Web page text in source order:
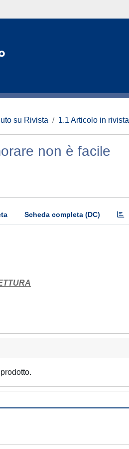
su Rivista 1.1 Articolo in rivista
non è facile
Scheda completa (DC)